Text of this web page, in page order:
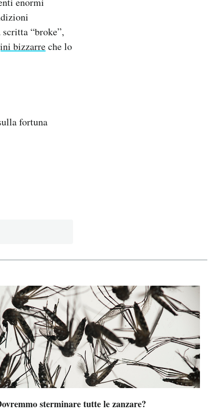
“broke”,
bizzarreche lo
fortuna
sterminare tutte le zanzare?